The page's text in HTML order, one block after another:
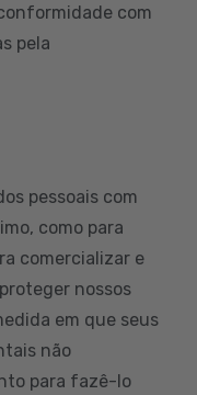
com
pela
pessoais com
como para
comercializar e
nossos
em que seus
não
para fazê-lo